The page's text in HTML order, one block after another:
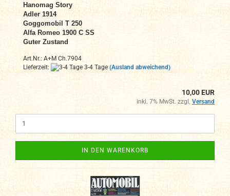
Hanomag Story
Adler 1914
Goggomobil T 250
Alfa Romeo 1900 C SS
Guter Zustand
Art.Nr.: A+M Ch.7904
Lieferzeit:
3-4 Tage (Ausland abweichend)
10,00 EUR
inkl. 7% MwSt. zzgl. Versand
IN DEN WARENKORB